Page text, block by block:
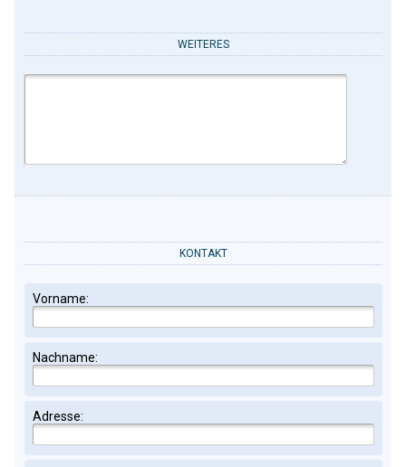
WEITERES
KONTAKT
Vorname:
Nachname:
Adresse: